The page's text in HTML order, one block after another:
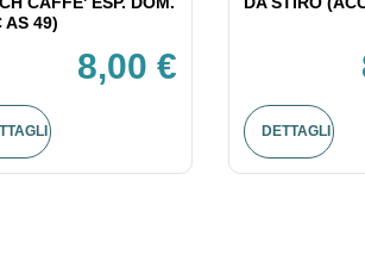
AS 49)
8,00 €
DETTAGLI